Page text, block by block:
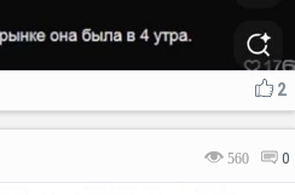
2
560 0